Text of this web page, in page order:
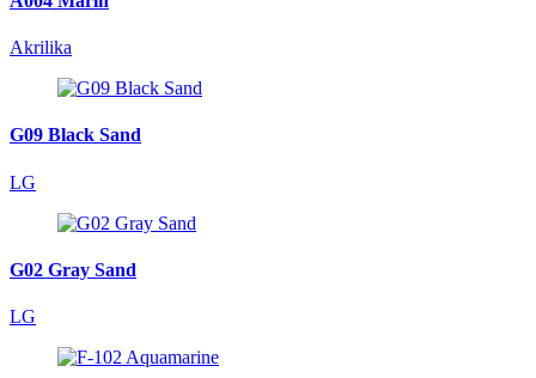
Akrilika
G09 Black Sand
LG
G02 Gray Sand
LG